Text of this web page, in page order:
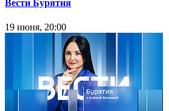
Вести Бурятия
19 июня, 20:00